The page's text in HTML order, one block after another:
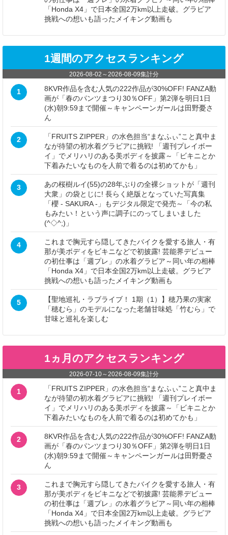
「Honda X4」で日本全国2万km以上走破。グラビア
挑戦への想いも語ったメイキング動画も
1週間のアクセスランキング
2026-08-02 ～2026-08-09集計分
1
8KVR作品を含む人気の222作品が30%OFF! FANZA動
画が「春のパンツまつり30％OFF」第2弾を明日1日
(水)朝9:59まで開催～キャンペーンガールは田野憂さ
ん
2
「FRUITS ZIPPER」の水色担当“まなふぃ”こと真中ま
なが待望の初水着グラビアに挑戦! 「週刊プレイボー
イ」でメリハリのある美ボディを披露～「ビキニとか
下着みたいなものを人前で着るのは初めてかも」
3
あの桜樹ルイ(55)の28年ぶりの全裸ショットが「週刊
大衆」の袋とじに! 長らく絶版となっていた写真集
「櫻 - SAKURA -」もデジタル限定で発売～「今の私
もみたい！という声に調子にのってしまいました
(^◇^;)」
4
これまで胸元すら隠してきたバイクを愛する旅人・有
那が美ボディをビキニなどで初披露! 芸能界デビュー
の初仕事は「週プレ」の水着グラビア～同い年の相棒
「Honda X4」で日本全国2万km以上走破。グラビア
挑戦への想いも語ったメイキング動画も
5
【聖地巡礼・ラブライブ！ 1期（1）】穂乃果の実家
「穂むら」のモデルになった老舗甘味処「竹むら」で
甘味と巡礼を楽しむ
1ヵ月のアクセスランキング
2026-07-10～2026-08-09集計分
1
「FRUITS ZIPPER」の水色担当“まなふぃ”こと真中ま
なが待望の初水着グラビアに挑戦! 「週刊プレイボー
イ」でメリハリのある美ボディを披露～「ビキニとか
下着みたいなものを人前で着るのは初めてかも」
2
8KVR作品を含む人気の222作品が30%OFF! FANZA動
画が「春のパンツまつり30％OFF」第2弾を明日1日
(水)朝9:59まで開催～キャンペーンガールは田野憂さ
ん
3
これまで胸元すら隠してきたバイクを愛する旅人・有
那が美ボディをビキニなどで初披露! 芸能界デビュー
の初仕事は「週プレ」の水着グラビア～同い年の相棒
「Honda X4」で日本全国2万km以上走破。グラビア
挑戦への想いも語ったメイキング動画も